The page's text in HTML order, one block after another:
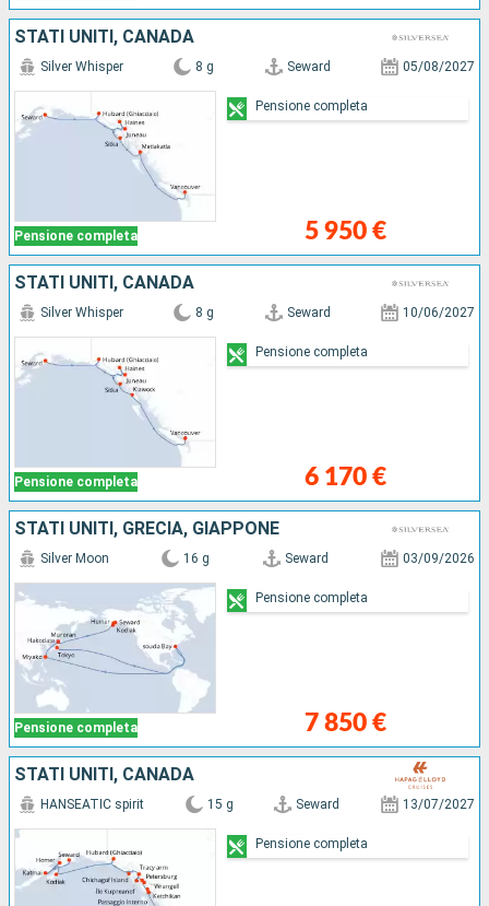
STATI UNITI, CANADA
Pensione completa
Silver Whisper 8 g Seward 05/08/2027
5 950 €
Pensione completa
STATI UNITI, CANADA
Pensione completa
Silver Whisper 8 g Seward 10/06/2027
6 170 €
Pensione completa
STATI UNITI, GRECIA, GIAPPONE
Pensione completa
Silver Moon 16 g Seward 03/09/2026
7 850 €
Pensione completa
STATI UNITI, CANADA
HANSEATIC spirit 15 g Seward 13/07/2027
Pensione completa